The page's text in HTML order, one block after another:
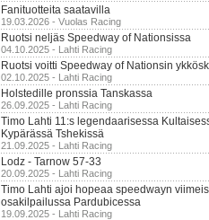
Fanituotteita saatavilla
19.03.2026 - Vuolas Racing
Ruotsi neljäs Speedway of Nationsissa
04.10.2025 - Lahti Racing
Ruotsi voitti Speedway of Nationsin
02.10.2025 - Lahti Racing
Holstedille pronssia Tanskassa
26.09.2025 - Lahti Racing
Timo Lahti 11:s legendaarisessa
Kypärässä Tshekissä
21.09.2025 - Lahti Racing
Lodz - Tarnow 57-33
20.09.2025 - Lahti Racing
Timo Lahti ajoi hopeaa speedwayn
osakilpailussa Pardubicessa
19.09.2025 - Lahti Racing